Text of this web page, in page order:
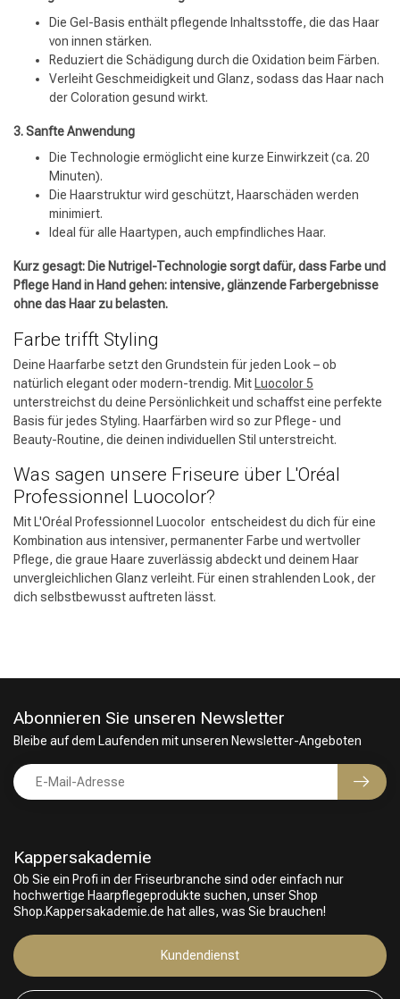
Die Gel-Basis enthält pflegende Inhaltsstoffe, die das Haar
von innen stärken.
Reduziert die Schädigung durch die Oxidation beim Färben.
Verleiht Geschmeidigkeit und Glanz, sodass das Haar nach
der Coloration gesund wirkt.
3. Sanfte Anwendung
Die Technologie ermöglicht eine kurze Einwirkzeit (ca. 20
Minuten).
Die Haarstruktur wird geschützt, Haarschäden werden
minimiert.
Ideal für alle Haartypen, auch empfindliches Haar.
Kurz gesagt: Die Nutrigel-Technologie sorgt dafür, dass Farbe und
Pflege Hand in Hand gehen: intensive, glänzende Farbergebnisse
ohne das Haar zu belasten.
Farbe trifft Styling
Deine Haarfarbe setzt den Grundstein für jeden Look – ob
natürlich elegant oder modern-trendig. MitLuocolor 5
unterstreichst du deine Persönlichkeit und schaffst eine perfekte
Basis für jedes Styling. Haarfärben wird so zur Pflege- und
Beauty-Routine, die deinen individuellen Stil unterstreicht.
Was sagen unsere Friseure über L'Oréal
Professionnel Luocolor?
Mit L'Oréal Professionnel Luocolor entscheidest du dich für eine
Kombination aus intensiver, permanenter Farbe und wertvoller
Pflege, die graue Haare zuverlässig abdeckt und deinem Haar
unvergleichlichen Glanz verleiht. Für einen strahlenden Look, der
dich selbstbewusst auftreten lässt.
Kappersakademie
Ob Sie ein Profi in der Friseurbranche sind oder einfach nur
hochwertige Haarpflegeprodukte suchen, unser Shop
Shop.Kappersakademie.de hat alles, was Sie brauchen!
Kundendienst
Abonnieren Sie unseren Newsletter
Bleibe auf dem Laufenden mit unseren Newsletter-Angeboten